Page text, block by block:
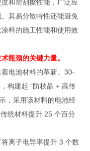
和耐刮擦性能，广泛应
其易分散特性还能避免
料的施工性能和使用效
瓶颈的关键力量。
电池材料的革新。30-
构建起 “防枝晶 + 高传
，采用该材料的电池经
统材料提升 25 个百分
离子电导率提升 3 个数